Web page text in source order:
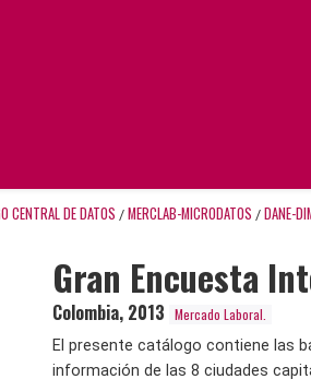
CENTRAL DE DATOS / MERCLAB-MICRODATOS / DANE-
Gran Encuesta
Colombia, 2013 Mercado Laboral.
El presente catálogo contiene las
información de las 8 ciudades